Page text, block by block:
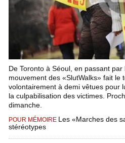
De Toronto à Séoul, en passant
mouvement des «SlutWalks» fait
volontairement à demi vêtues pour
la culpabilisation des victimes.
dimanche.
POUR MÉMOIRE Les «Marches des
stéréotypes